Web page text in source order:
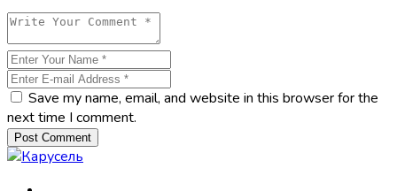
Save my name, email, and website in this browser for the
next time I comment.
Post Comment